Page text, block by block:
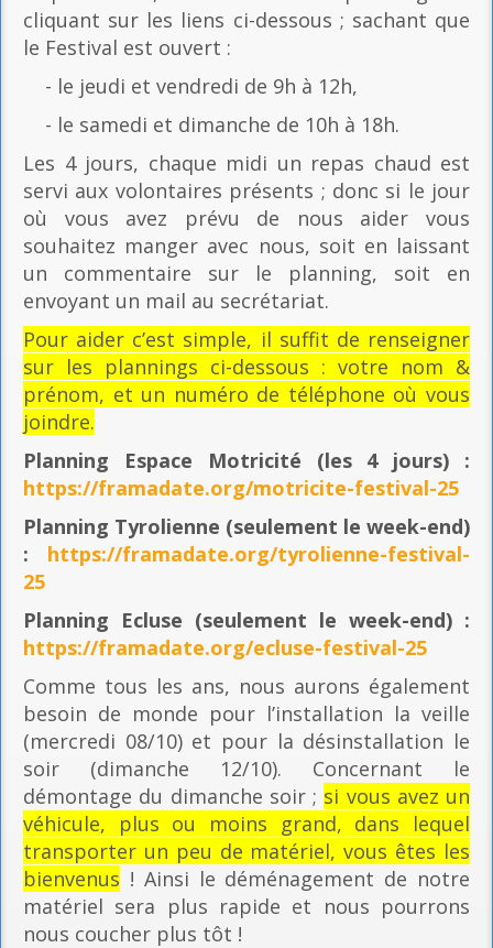
cliquant sur les liens ci-dessous ; sachant que
le Festival est ouvert :
- le jeudi et vendredi de 9h à 12h,
- le samedi et dimanche de 10h à 18h.
Les 4 jours, chaque midi un repas chaud est
servi aux volontaires présents ; donc si le jour
où vous avez prévu de nous aider vous
souhaitez manger avec nous, soit en laissant
un commentaire sur le planning, soit en
envoyant un mail au secrétariat.
Pour aider c’est simple, il suffit de renseigner
sur les plannings ci-dessous : votre nom &
prénom, et un numéro de téléphone où vous
joindre.
Planning Espace Motricité (les 4 jours) :
https://framadate.org/motricite-festival-25
Planning Tyrolienne (seulement le week-end)
: https://framadate.org/tyrolienne-festival-
25
Planning Ecluse (seulement le week-end) :
https://framadate.org/ecluse-festival-25
Comme tous les ans, nous aurons également
besoin de monde pour l’installation la veille
(mercredi 08/10) et pour la désinstallation le
soir (dimanche 12/10). Concernant le
démontage du dimanche soir ; si vous avez un
véhicule, plus ou moins grand, dans lequel
transporter un peu de matériel, vous êtes les
bienvenus ! Ainsi le déménagement de notre
matériel sera plus rapide et nous pourrons
nous coucher plus tôt !